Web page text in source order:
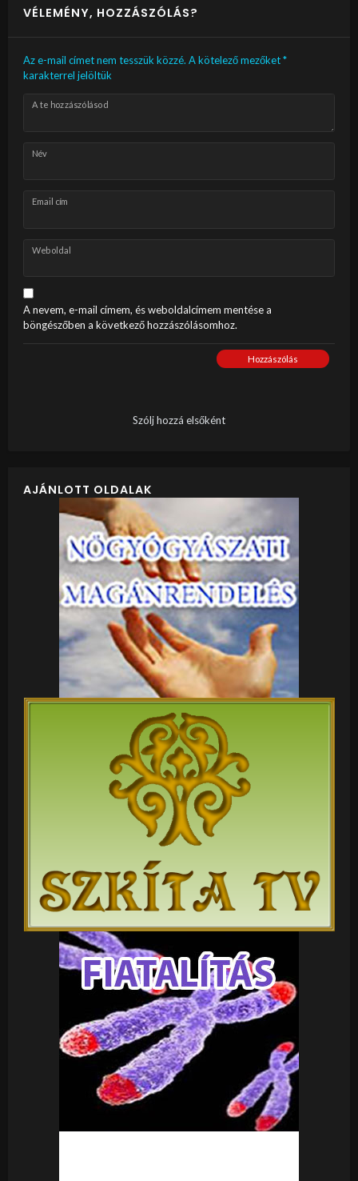
VÉLEMÉNY, HOZZÁSZÓLÁS?
Az e-mail címet nem tesszük közzé. A kötelező mezőket*
karakterrel jelöltük
A te hozzászólásod
Név
Email cím
Weboldal
A nevem, e-mail címem, és weboldalcímem mentése a
böngészőben a következő hozzászólásomhoz.
Hozzászólás
Szólj hozzá elsőként
AJÁNLOTT OLDALAK